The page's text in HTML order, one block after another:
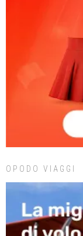
OPODO VIAGGI